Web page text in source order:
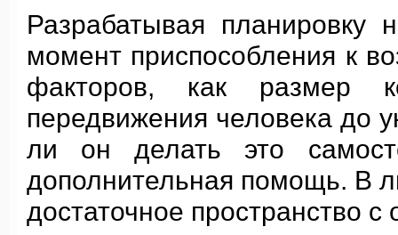
Разрабатывая планировку
момент приспособления к
факторов, как размер
передвижения человека до
ли он делать это
дополнительная помощь. В
достаточное пространство с